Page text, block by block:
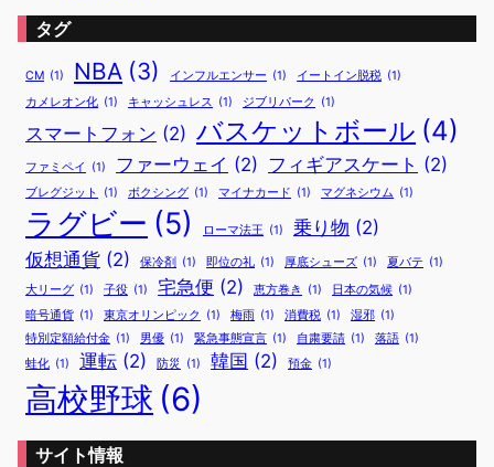
V
と
ネ
ッ
ト
の
メ
ジ
ャ
リ
グ
中
継
は
！
タグ
CM (1) NBA (3) インフルエンサー (1) イートイン脱税 (1)
カメレオン化 (1) キャッシュレス (1) ジブリパーク (1)
スマートフォン (2) バスケットボール (4)
ファミペイ (1) ファーウェイ (2) フィギアスケート (2)
ブレグジット (1) ボクシング (1) マイナカード (1) マグネシウム (1)
ラグビー (5) ローマ法王 (1) 乗り物 (2)
仮想通貨 (2) 保冷剤 (1) 即位の礼 (1) 厚底シューズ (1) 夏バテ (1)
大リーグ (1) 子役 (1) 宅急便 (2) 恵方巻き (1) 日本の気候 (1)
暗号通貨 (1) 東京オリンピック (1) 梅雨 (1) 消費税 (1) 湿邪 (1)
特別定額給付金 (1) 男優 (1) 緊急事態宣言 (1) 自粛要請 (1) 落語 (1)
蛙化 (1) 運転 (2) 防災 (1) 韓国 (2) 預金 (1)
高校野球 (6)
サイト情報